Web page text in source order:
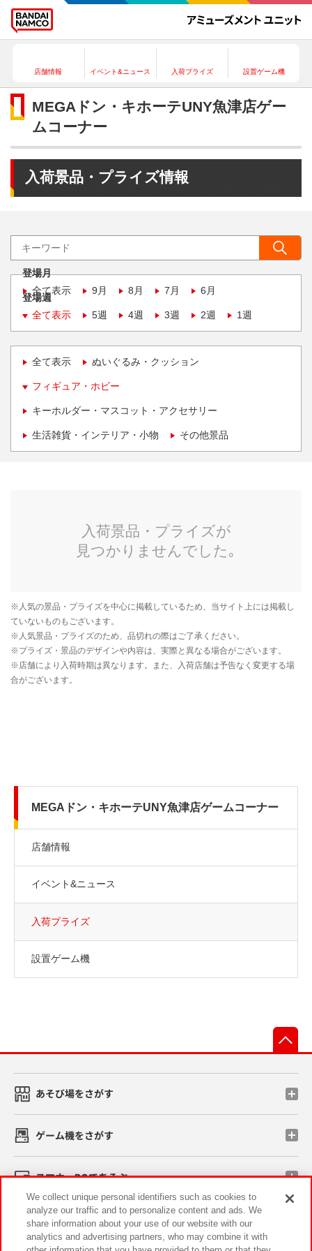
店舗情報 イベント&ニュース 入荷プライズ 設置ゲーム機
MEGAドン・キホーテUNY魚津店ゲー
ムコーナー
入荷景品・プライズ情報
登場月
全て表示
9月 8月 7月 6月
登場週
全て表示
5週 4週 3週 2週 1週
全て表示 ぬいぐるみ・クッション
フィギュア・ホビー
キーホルダー・マスコット・アクセサリー
生活雑貨・インテリア・小物 その他景品
MEGAドン・キホーテUNY魚津店ゲームコーナー
店舗情報
イベント&ニュース
入荷プライズ
設置ゲーム機
あそび場をさがす
ゲーム機をさがす
スマホ・PCであそぶ
イベント・キャンペーン
We collect unique personal identifiers such as cookies to
analyze our traffic and to personalize content and ads. We
share information about your use of our website with our
analytics and advertising partners, who may combine it with